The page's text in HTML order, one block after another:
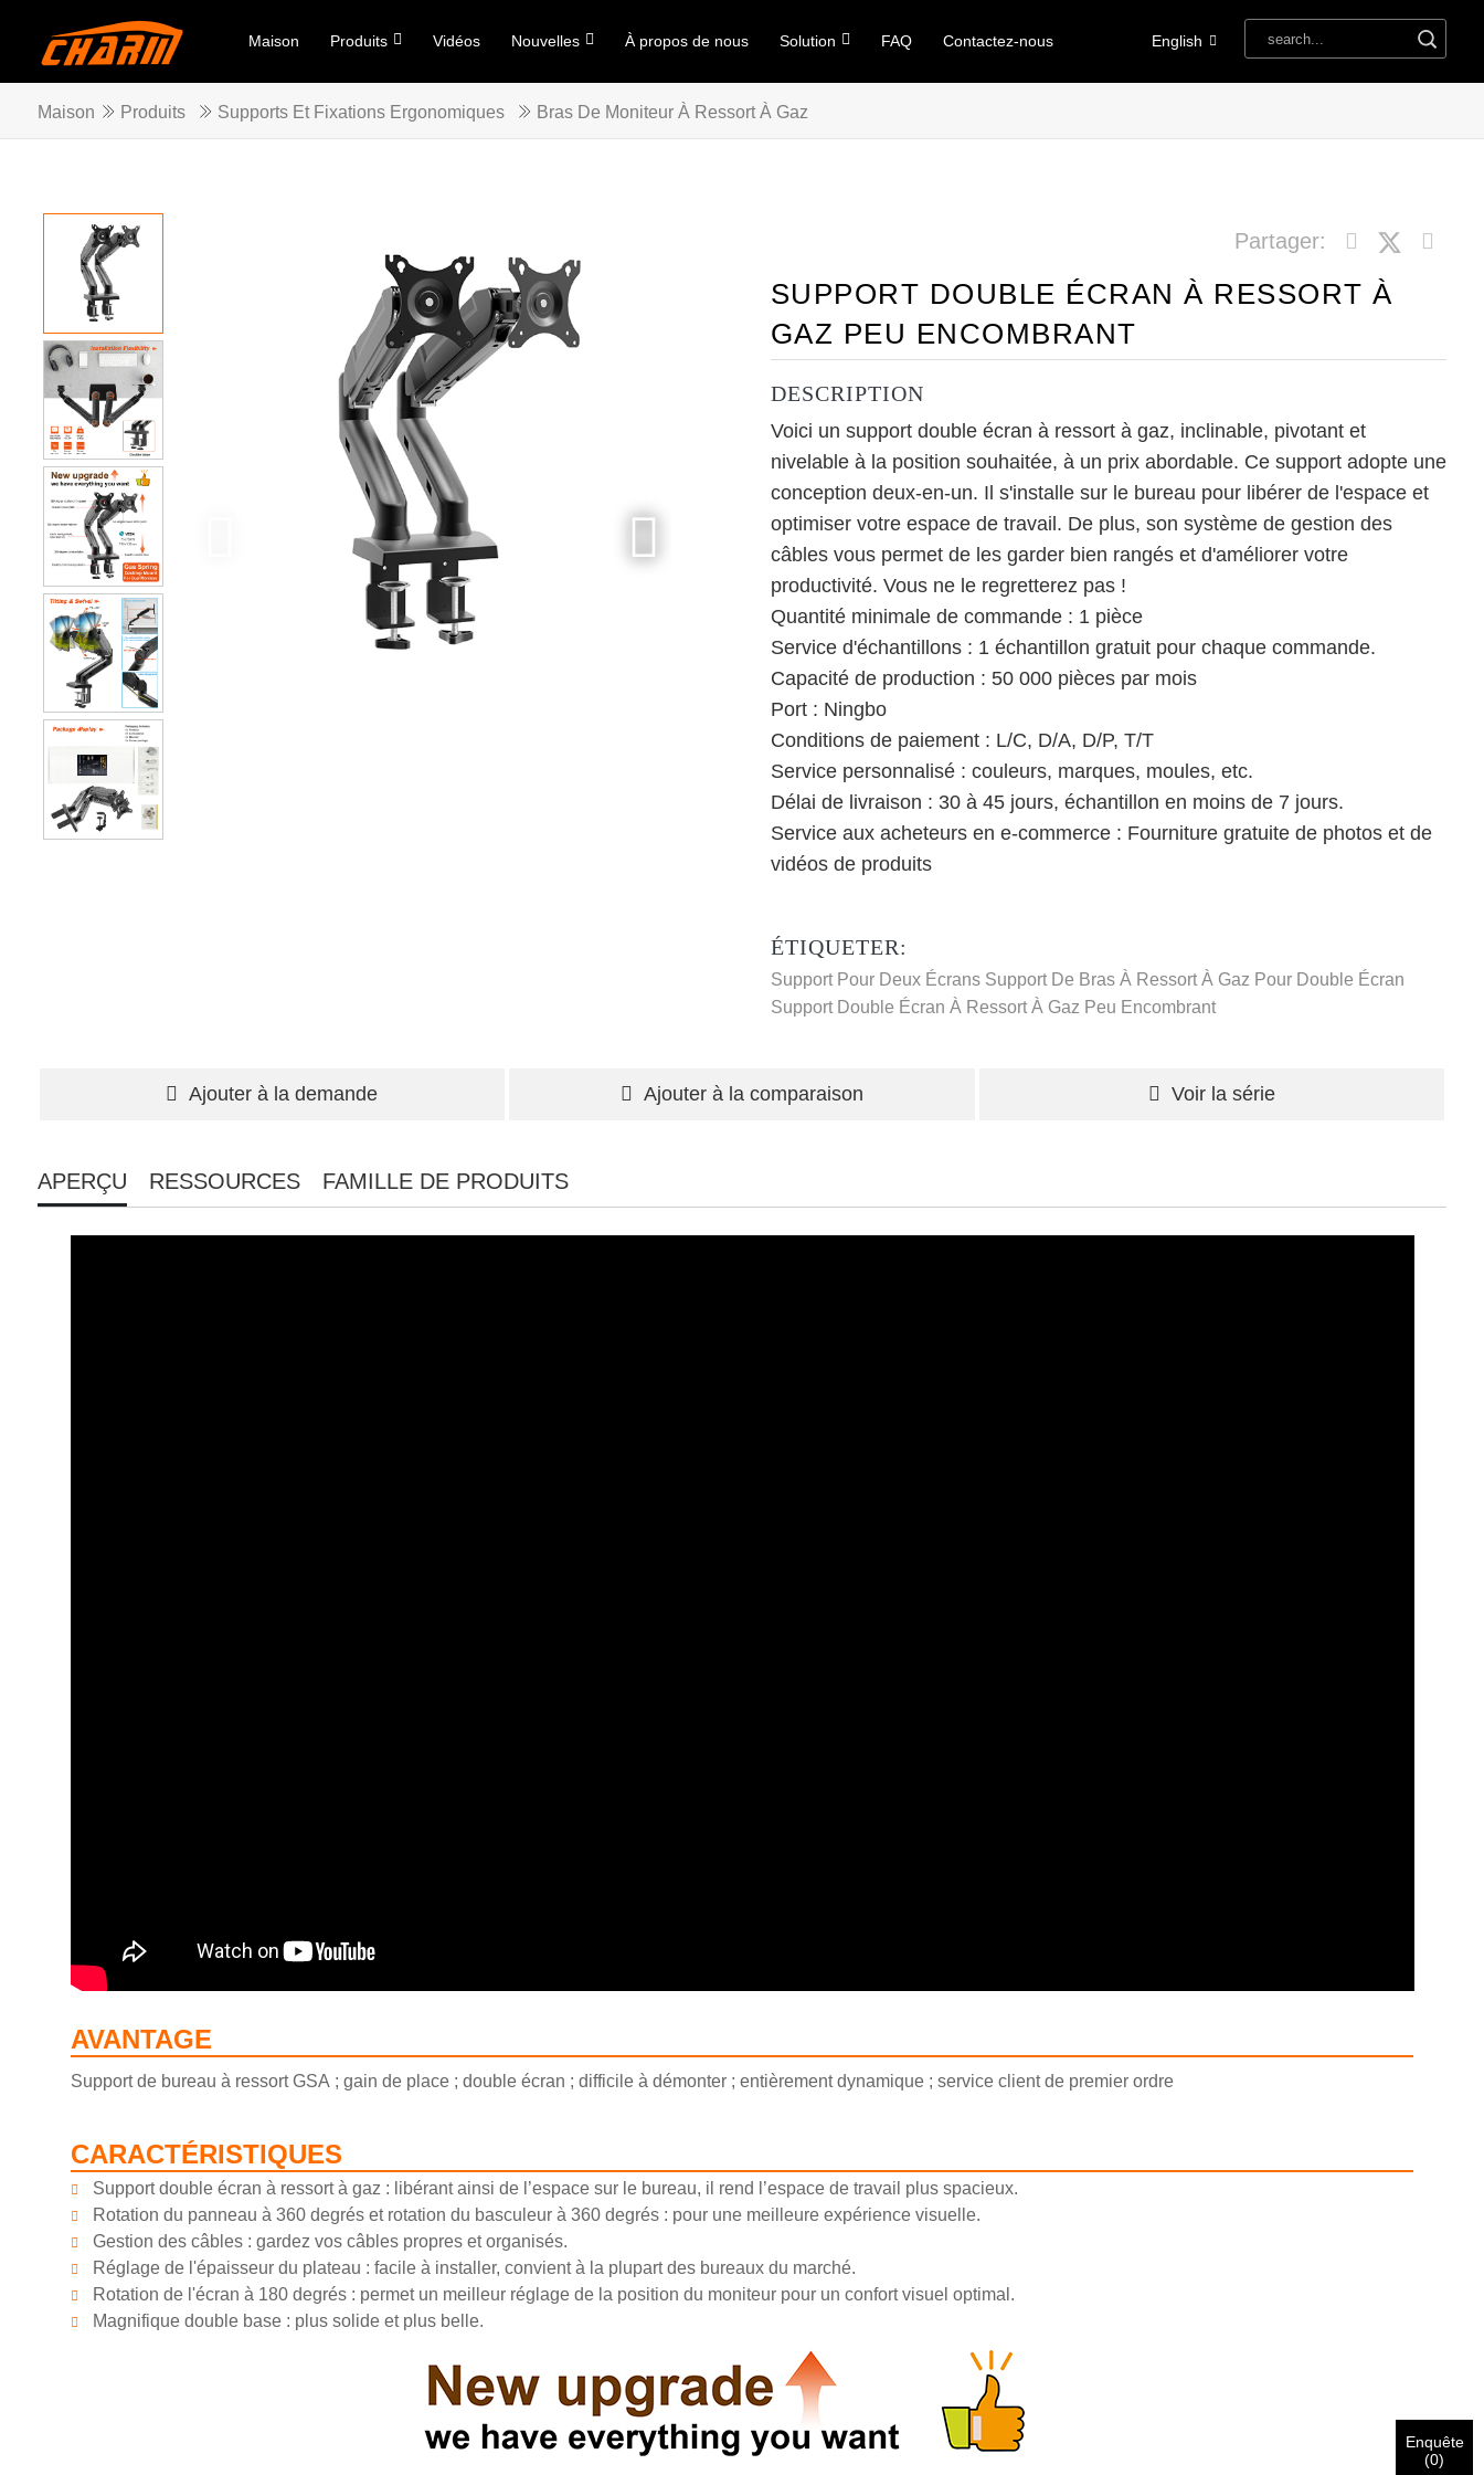
Maison Produits Vidéos Nouvelles À propos de nous Solution FAQ Contactez-nous English
Maison Produits Supports Et Fixations Ergonomiques Bras De Moniteur À Ressort À Gaz
Partager:
SUPPORT DOUBLE ÉCRAN À RESSORT À
GAZ PEU ENCOMBRANT
DESCRIPTION
Voici un support double écran à ressort à gaz, inclinable, pivotant et
nivelable à la position souhaitée, à un prix abordable. Ce support adopte une
conception deux-en-un. Il s'installe sur le bureau pour libérer de l'espace et
optimiser votre espace de travail. De plus, son système de gestion des
câbles vous permet de les garder bien rangés et d'améliorer votre
productivité. Vous ne le regretterez pas !
Quantité minimale de commande : 1 pièce
Service d'échantillons : 1 échantillon gratuit pour chaque commande.
Capacité de production : 50 000 pièces par mois
Port : Ningbo
Conditions de paiement : L/C, D/A, D/P, T/T
Service personnalisé : couleurs, marques, moules, etc.
Délai de livraison : 30 à 45 jours, échantillon en moins de 7 jours.
Service aux acheteurs en e-commerce : Fourniture gratuite de photos et de
vidéos de produits
ÉTIQUETER:
Support Pour Deux Écrans Support De Bras À Ressort À Gaz Pour Double Écran
Support Double Écran À Ressort À Gaz Peu Encombrant
Ajouter à la demande Ajouter à la comparaison Voir la série
APERÇU RESSOURCES FAMILLE DE PRODUITS
AVANTAGE
Support de bureau à ressort GSA ; gain de place ; double écran ; difficile à démonter ; entièrement dynamique ; service client de premier ordre
CARACTÉRISTIQUES
Support double écran à ressort à gaz : libérant ainsi de l’espace sur le bureau, il rend l’espace de travail plus spacieux.
Rotation du panneau à 360 degrés et rotation du basculeur à 360 degrés : pour une meilleure expérience visuelle.
Gestion des câbles : gardez vos câbles propres et organisés.
Réglage de l'épaisseur du plateau : facile à installer, convient à la plupart des bureaux du marché.
Rotation de l'écran à 180 degrés : permet un meilleur réglage de la position du moniteur pour un confort visuel optimal.
Magnifique double base : plus solide et plus belle.
×
CHOISISSEZ VOTRE PROPRE IDENTITÉ
Je suis
Client de CHARM
Je suis
Nouveau visiteur
VÉRIFIEZ VOTRE IDENTITÉ
actuelle afin de confirmer que vous êtes un véritable client de
CHARM.
×
SOUMETTRE UNE DEMANDE
×
Nous avons bien reçu votre demande et nous allons…
VÉRIFIER
votre soumission
Enquête
(0)